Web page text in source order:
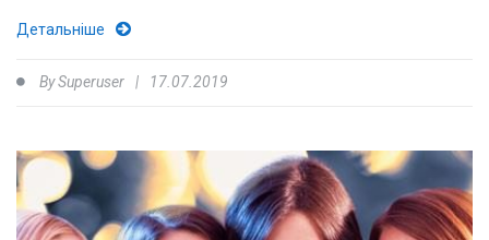
Детальніше
BySuperuser 17.07.2019